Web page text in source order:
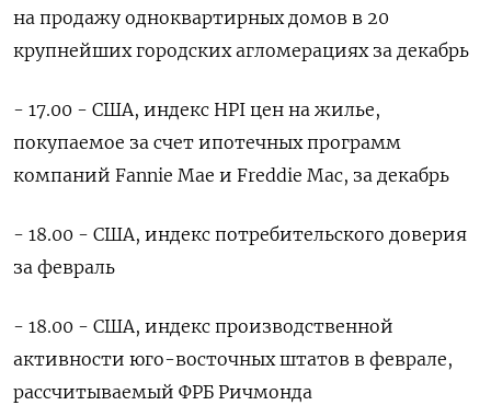
на продажу одноквартирных домов в 20
крупнейших городских агломерациях за декабрь
- 17.00 - США, индекс HPI цен на жилье,
покупаемое за счет ипотечных программ
компаний Fannie Mae и Freddie Mac, за декабрь
- 18.00 - США, индекс потребительского доверия
за февраль
- 18.00 - США, индекс производственной
активности юго-восточных штатов в феврале,
рассчитываемый ФРБ Ричмонда